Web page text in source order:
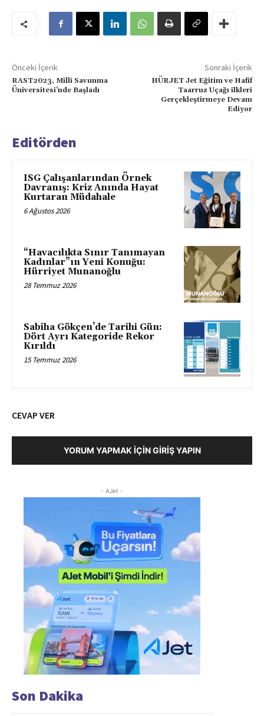
Önceki İçerik
RAST2023, Milli Savunma
Üniversitesi’nde Başladı
Sonraki İçerik
HÜRJET Jet Eğitim ve Hafif
Taarruz Uçağı ilkleri
Gerçekleştirmeye Devam
Ediyor
Editörden
ISG Çalışanlarından Örnek
Davranış: Kriz Anında Hayat
Kurtaran Müdahale
6 Ağustos 2026
“Havacılıkta Sınır Tanımayan
Kadınlar”ın Yeni Konuğu:
Hürriyet Munanoğlu
28 Temmuz 2026
Sabiha Gökçen’de Tarihi Gün:
Dört Ayrı Kategoride Rekor
Kırıldı
15 Temmuz 2026
CEVAP VER
YORUM YAPMAK İÇIN GIRIŞ YAPIN
- AJet -
Son Dakika